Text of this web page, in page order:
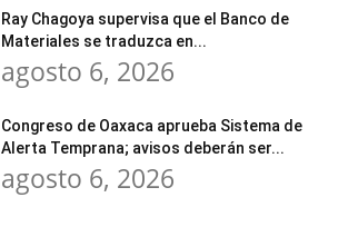
Ray Chagoya supervisa que el Banco de
Materiales se traduzca en...
agosto 6, 2026
Congreso de Oaxaca aprueba Sistema de
Alerta Temprana; avisos deberán ser...
agosto 6, 2026